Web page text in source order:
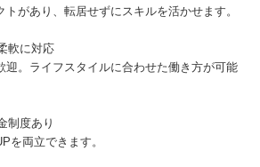
があり、転居せずにスキルを活かせます。
軟に対応
。ライフスタイルに合わせた働き方が可能
制度あり
を両立できます。